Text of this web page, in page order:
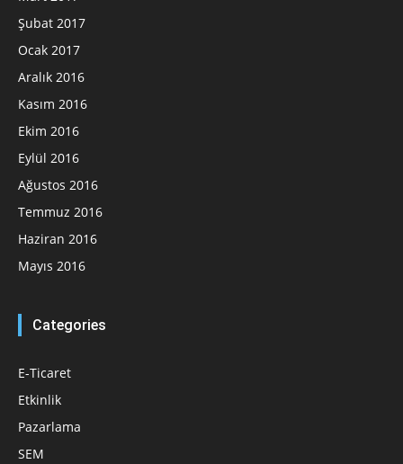
Şubat 2017
Ocak 2017
Aralık 2016
Kasım 2016
Ekim 2016
Eylül 2016
Ağustos 2016
Temmuz 2016
Haziran 2016
Mayıs 2016
Categories
E-Ticaret
Etkinlik
Pazarlama
SEM